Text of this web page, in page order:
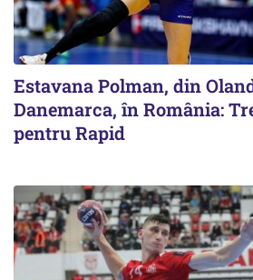
Estavana Polman, din
Danemarca, în România:
pentru Rapid